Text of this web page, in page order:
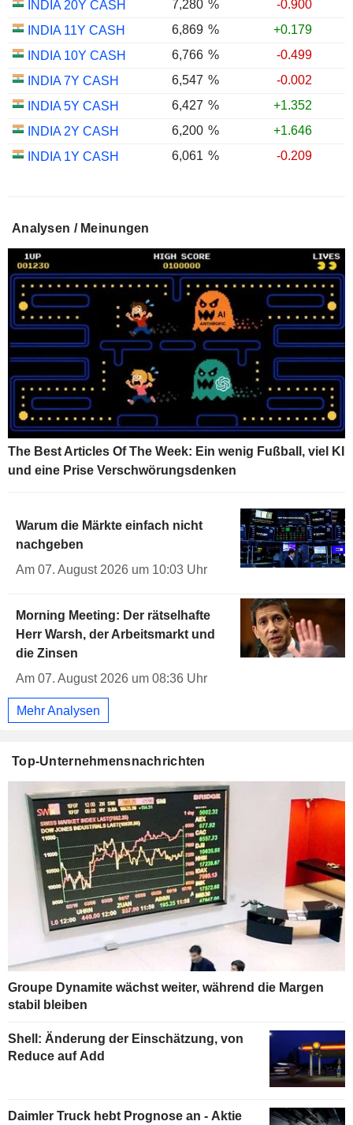
INDIA 20Y CASH 7,280 %
-0.900
INDIA 11Y CASH
6,869 %
+0.179
INDIA 10Y CASH
6,766 %
-0.499
INDIA 7Y CASH
6,547 %
-0.002
INDIA 5Y CASH
6,427 %
+1.352
INDIA 2Y CASH
6,200 %
+1.646
INDIA 1Y CASH
6,061 % -0.209
Analysen / Meinungen
The Best Articles Of The Week: Ein wenig Fußball, viel KI
und eine Prise Verschwörungsdenken
Warum die Märkte einfach nicht
nachgeben
Am 07. August 2026 um 10:03 Uhr
Morning Meeting: Der rätselhafte
Herr Warsh, der Arbeitsmarkt und
die Zinsen
Am 07. August 2026 um 08:36 Uhr
Mehr Analysen
Top-Unternehmensnachrichten
Groupe Dynamite wächst weiter, während die Margen
stabil bleiben
Shell: Änderung der Einschätzung, von
Reduce auf Add
Daimler Truck hebt Prognose an - Aktie